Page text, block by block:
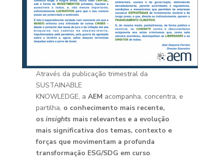
Através da publicação trimestral da
SUSTAINABLE
KNOWLEDGE, aAEM acompanha, concentra, e
partilha, o conhecimento mais recente,
osinsights mais relevantes e a evolução
mais significativa dos temas, contexto e
forças que movimentam a profunda
transformação ESG/SDG em curso.